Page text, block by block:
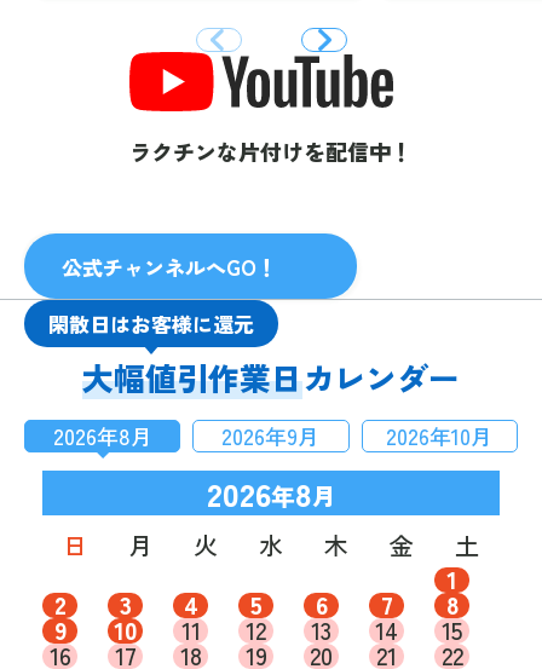
ラクチンな片付けを配信中！
公式チャンネルへGO！
閑散日はお客様に還元
大幅値引作業日カレンダー
2026年8月 2026年9月 2026年10月
2026年8月
日
月 火 水 木 金
土
1
2 3 4 5 6 7 8
9 10 11 12 13 14 15
16 17 18 19 20 21 22